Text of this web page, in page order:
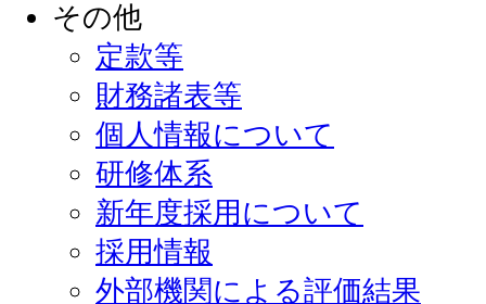
その他
定款等
財務諸表等
個人情報について
研修体系
新年度採用について
採用情報
外部機関による評価結果